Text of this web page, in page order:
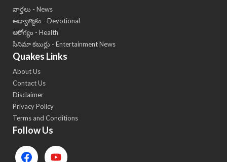
వార్తలు - News
ఆధ్యాత్మికం - Devotional
ఆరోగ్యం - Health
సినిమా కబుర్లు - Entertainment News
Quakes Links
About Us
Contact Us
Disclaimer
Privacy Policy
Terms and Conditions
Follow Us